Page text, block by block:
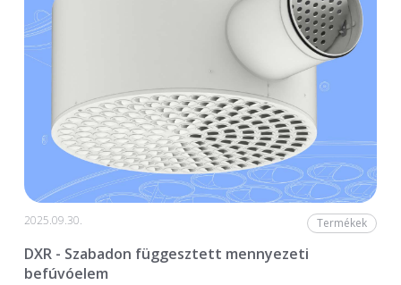
2025.09.30. Termékek
DXR - Szabadon függesztett mennyezeti
befúvóelem